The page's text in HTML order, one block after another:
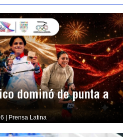
dominó de punta a
| Prensa Latina